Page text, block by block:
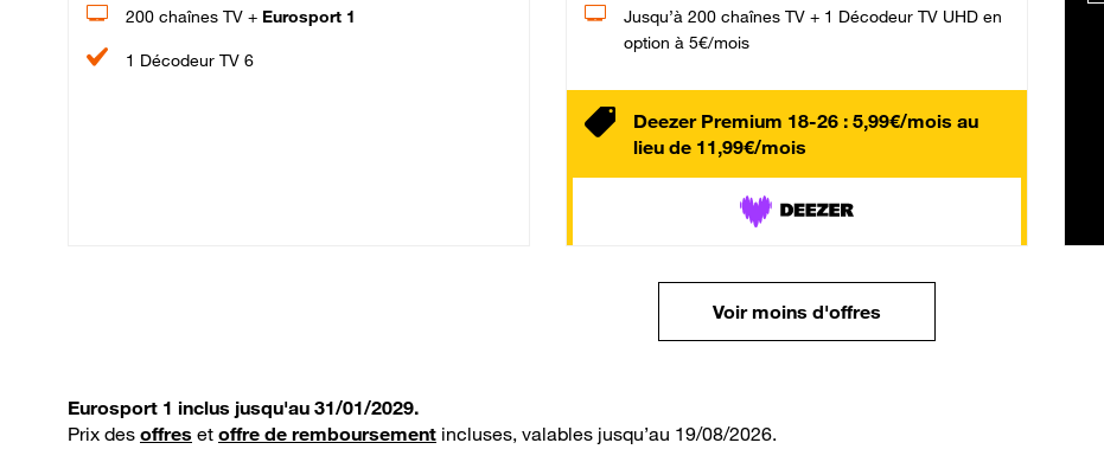
200 chaînes TV + Eurosport 1
1 Décodeur TV 6
Jusqu’à 200 chaînes TV + 1 Décodeur TV UHD en
option à 5€/mois
Deezer Premium 18-26 : 5,99€/mois au
lieu de 11,99€/mois
Voir moins d'offres
Eurosport 1 inclus jusqu'au 31/01/2029.
Prix des offres et offre de remboursement incluses, valables jusqu’au 19/08/2026.